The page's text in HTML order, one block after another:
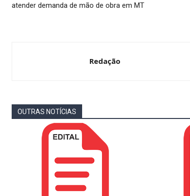
atender demanda de mão de obra em MT
Redação
OUTRAS NOTÍCIAS